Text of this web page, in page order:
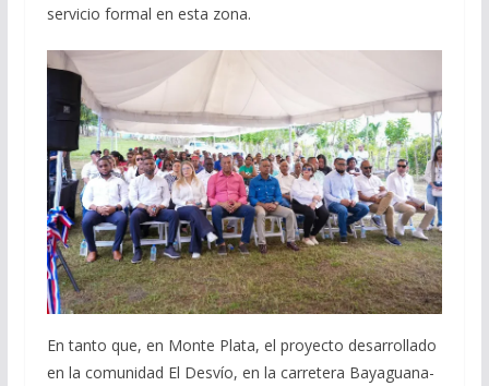
servicio formal en esta zona.
En tanto que, en Monte Plata, el proyecto desarrollado
en la comunidad El Desvío, en la carretera Bayaguana-